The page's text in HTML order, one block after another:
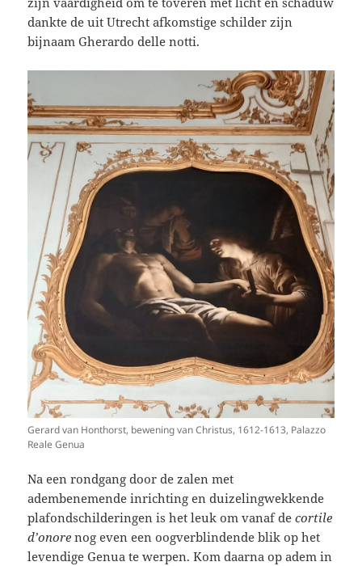
dankte de uit Utrecht afkomstige schilder zijn
bijnaam Gherardo delle notti.
Gerard van Honthorst, bewening van Christus, 1612-1613, Palazzo
Reale Genua
Na een rondgang door de zalen met
adembenemende inrichting en duizelingwekkende
plafondschilderingen is het leuk om vanaf decortile
d’onore nog even een oogverblindende blik op het
levendige Genua te werpen. Kom daarna op adem in